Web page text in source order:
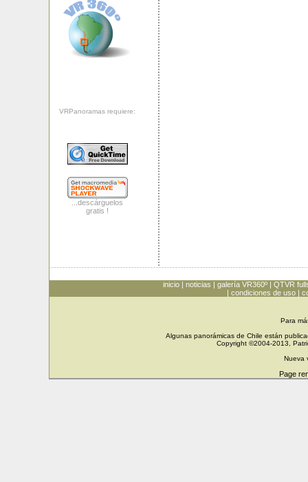
VRPanoramas requiere:
...descárguelos
gratis !
inicio| noticias | galería VR360º| QTVR
| condiciones de uso|
Para
Algunas panorámicas de Chile están
Copyright ©2004-2013,
Nueva
Page